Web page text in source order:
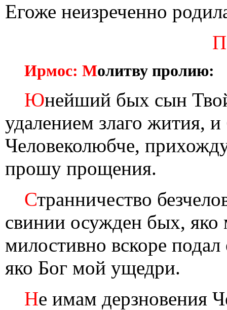
Егоже неизреченно
Ирмос: Молитву пролию:
Юнейший бых сын
удалением злаго жития,
Человеколюбче,
прошу прощения.
Странничество
свинии осужден бых, яко
милостивно вскоре
яко Бог мой ущедри.
Не имам дерзновения